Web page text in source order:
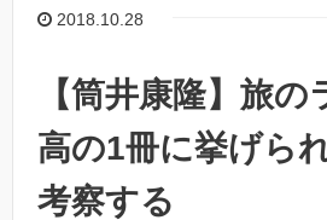
2018.10.28
【筒井康隆】旅
高の1冊に挙げら
考察する